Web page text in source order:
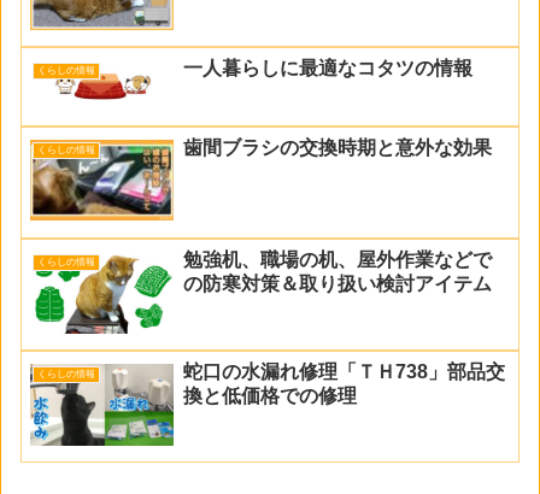
くらしの情報 一人暮らしに最適なコタツの情報
くらしの情報 歯間ブラシの交換時期と意外な効果
くらしの情報
勉強机、職場の机、屋外作業などで
の防寒対策＆取り扱い検討アイテム
くらしの情報
蛇口の水漏れ修理「ＴＨ738」部品交
換と低価格での修理